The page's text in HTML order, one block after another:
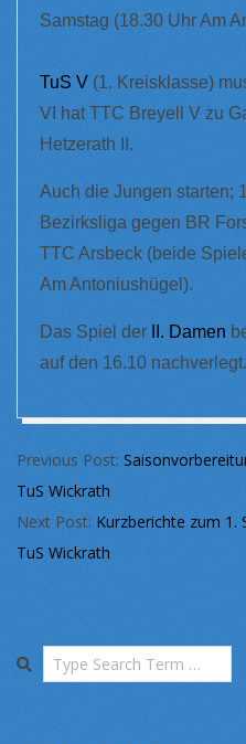
Samstag (18.30 Uhr Am
TuS V (1. Kreisklasse)
VI hat TTC Breyell V zu
Hetzerath II.
Auch die Jungen starten;
Bezirksliga gegen BR
TTC Arsbeck (beide
Am Antoniushügel).
Das Spiel der II. Damen
auf den 16.10 nachverlegt.
08-
31
Previous Post:
TuS Wickrath
Next Post: Kurzberichte zum 1.
TuS Wickrath
Search